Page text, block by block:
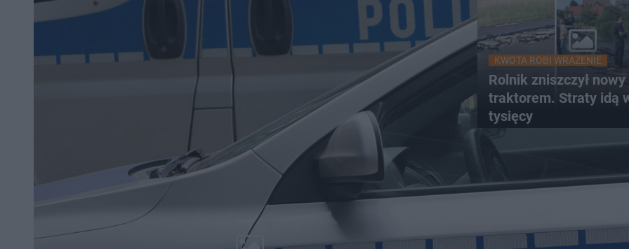
KWOTA ROBI WRAŻENIE
Rolnik zniszczył
traktorem. Straty idą
tysięcy